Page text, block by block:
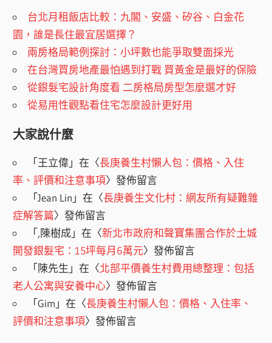
台北月租飯店比較：九閣、安盛、矽谷、白金花
園，誰是長住最宜居選擇？
兩房格局範例探討：小坪數也能爭取雙面採光
在台灣買房地產最怕遇到打戰 買黃金是最好的保險
從銀髮宅設計角度看 二房格局房型怎麼選才好
從易用性觀點看住宅怎麼設計更好用
大家說什麼
「王立偉」在〈長庚養生村懶人包：價格、入住
率、評價和注意事項〉發佈留言
「Jean Lin 」在〈長庚養生文化村：網友所有疑難雜
症解答篇〉發佈留言
「,陳樹成」在〈新北市政府和聲寶集團合作於土城
開發銀髮宅：15坪每月6萬元〉發佈留言
「陳先生 」在〈北部平價養生村費用總整理：包括
老人公寓與安養中心〉發佈留言
「Gim 」在〈長庚養生村懶人包：價格、入住率、
評價和注意事項〉發佈留言